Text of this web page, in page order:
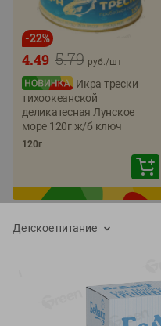
-22%
5.79
4.49 руб./шт
Икра трески
тихоокеанской
деликатесная Лунское
море 120г ж/б ключ
120г
Детское питание